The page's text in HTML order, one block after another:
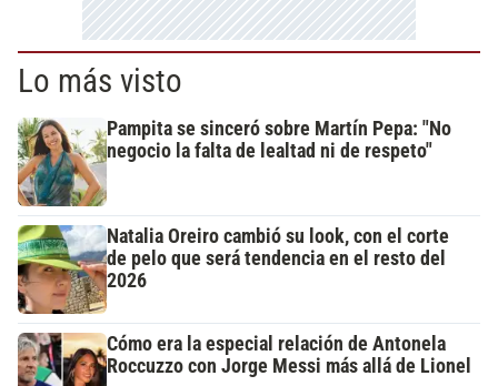
Lo más visto
Pampita se sinceró sobre Martín Pepa: "No
negocio la falta de lealtad ni de respeto"
Natalia Oreiro cambió su look, con el corte
de pelo que será tendencia en el resto del
2026
Cómo era la especial relación de Antonela
Roccuzzo con Jorge Messi más allá de Lionel